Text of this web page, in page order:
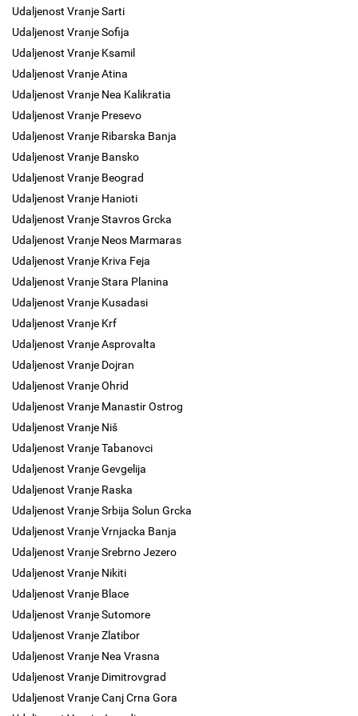
Udaljenost Vranje Sarti
Udaljenost Vranje Sofija
Udaljenost Vranje Ksamil
Udaljenost Vranje Atina
Udaljenost Vranje Nea Kalikratia
Udaljenost Vranje Presevo
Udaljenost Vranje Ribarska Banja
Udaljenost Vranje Bansko
Udaljenost Vranje Beograd
Udaljenost Vranje Hanioti
Udaljenost Vranje Stavros Grcka
Udaljenost Vranje Neos Marmaras
Udaljenost Vranje Kriva Feja
Udaljenost Vranje Stara Planina
Udaljenost Vranje Kusadasi
Udaljenost Vranje Krf
Udaljenost Vranje Asprovalta
Udaljenost Vranje Dojran
Udaljenost Vranje Ohrid
Udaljenost Vranje Manastir Ostrog
Udaljenost Vranje Niš
Udaljenost Vranje Tabanovci
Udaljenost Vranje Gevgelija
Udaljenost Vranje Raska
Udaljenost Vranje Srbija Solun Grcka
Udaljenost Vranje Vrnjacka Banja
Udaljenost Vranje Srebrno Jezero
Udaljenost Vranje Nikiti
Udaljenost Vranje Blace
Udaljenost Vranje Sutomore
Udaljenost Vranje Zlatibor
Udaljenost Vranje Nea Vrasna
Udaljenost Vranje Dimitrovgrad
Udaljenost Vranje Canj Crna Gora